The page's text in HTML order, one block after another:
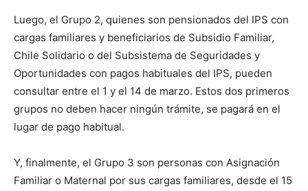
Luego, el Grupo 2, quienes son pensionados del IPS con
cargas familiares y beneficiarios de Subsidio Familiar,
Chile Solidario o del Subsistema de Seguridades y
Oportunidades con pagos habituales del IPS, pueden
consultar entre el 1 y el 14 de marzo. Estos dos primeros
grupos no deben hacer ningún trámite, se pagará en el
lugar de pago habitual.
Y, finalmente, el Grupo 3 son personas con Asignación
Familiar o Maternal por sus cargas familiares, desde el 15